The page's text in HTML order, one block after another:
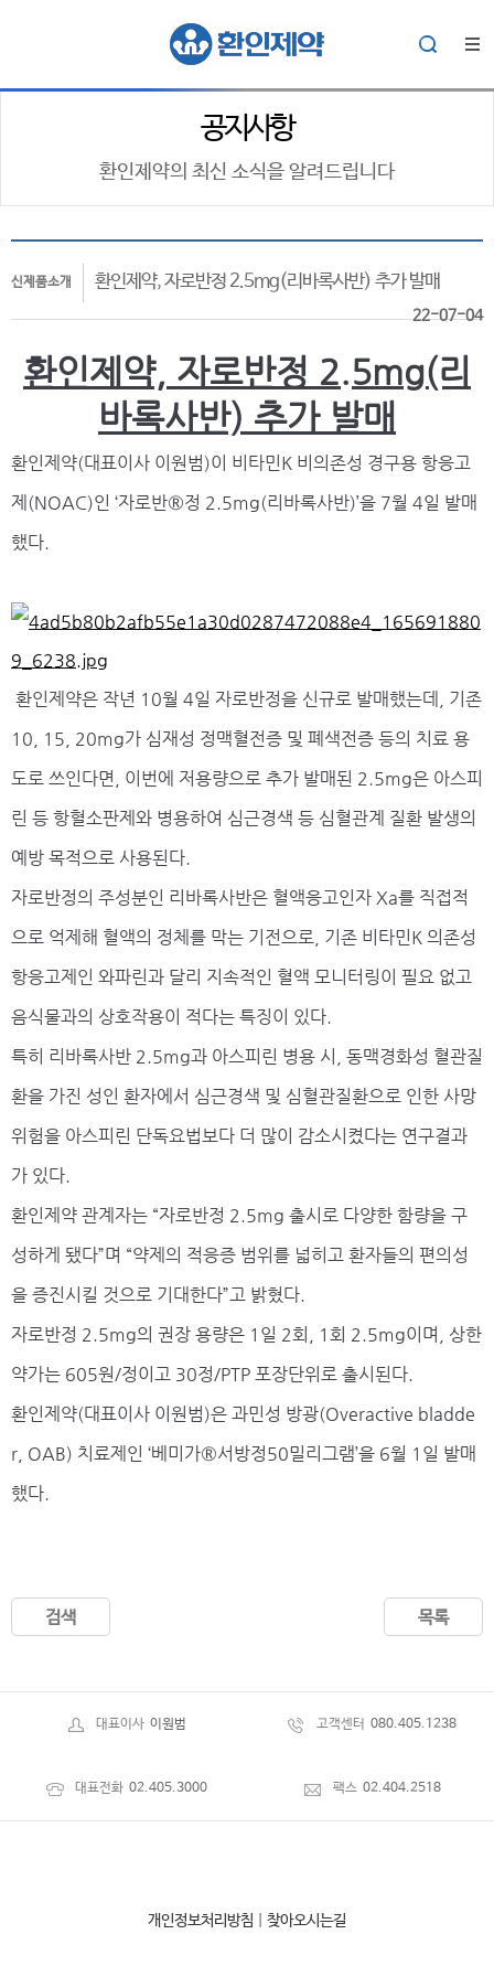
공지사항
환인제약의 최신 소식을 알려드립니다
신제품소개 환인제약, 자로반정 2.5mg(리바록사반) 추가 발매
22-07-04
환인제약, 자로반정 2.5mg(리
바록사반) 추가 발매
환인제약(대표이사 이원범)이 비타민K 비의존성 경구용 항응고
제(NOAC)인 ‘자로반®정 2.5mg(리바록사반)’을 7월 4일 발매
했다.
환인제약은 작년 10월 4일 자로반정을 신규로 발매했는데, 기존
10, 15, 20mg가 심재성 정맥혈전증 및 폐색전증 등의 치료 용
도로 쓰인다면, 이번에 저용량으로 추가 발매된 2.5mg은 아스피
린 등 항혈소판제와 병용하여 심근경색 등 심혈관계 질환 발생의
예방 목적으로 사용된다.
자로반정의 주성분인 리바록사반은 혈액응고인자 Xa를 직접적
으로 억제해 혈액의 정체를 막는 기전으로, 기존 비타민K 의존성
항응고제인 와파린과 달리 지속적인 혈액 모니터링이 필요 없고
음식물과의 상호작용이 적다는 특징이 있다.
특히 리바록사반 2.5mg과 아스피린 병용 시, 동맥경화성 혈관질
환을 가진 성인 환자에서 심근경색 및 심혈관질환으로 인한 사망
위험을 아스피린 단독요법보다 더 많이 감소시켰다는 연구결과
가 있다.
환인제약 관계자는 “자로반정 2.5mg 출시로 다양한 함량을 구
성하게 됐다”며 “약제의 적응증 범위를 넓히고 환자들의 편의성
을 증진시킬 것으로 기대한다”고 밝혔다.
자로반정 2.5mg의 권장 용량은 1일 2회, 1회 2.5mg이며, 상한
약가는 605원/정이고 30정/PTP 포장단위로 출시된다.
환인제약(대표이사 이원범)은 과민성 방광(Overactive bladde
r, OAB) 치료제인 ‘베미가®서방정50밀리그램’을 6월 1일 발매
했다.
검색 목록
대표이사 이원범 고객센터 080.405.1238
대표전화 02.405.3000 팩스 02.404.2518
개인정보처리방침 찾아오시는길